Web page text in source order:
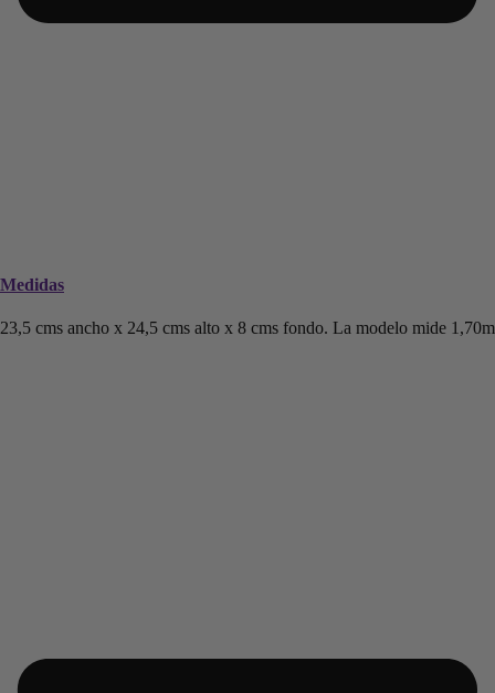
Medidas
23,5 cms ancho x 24,5 cms alto x 8 cms fondo. La modelo mide 1,70m